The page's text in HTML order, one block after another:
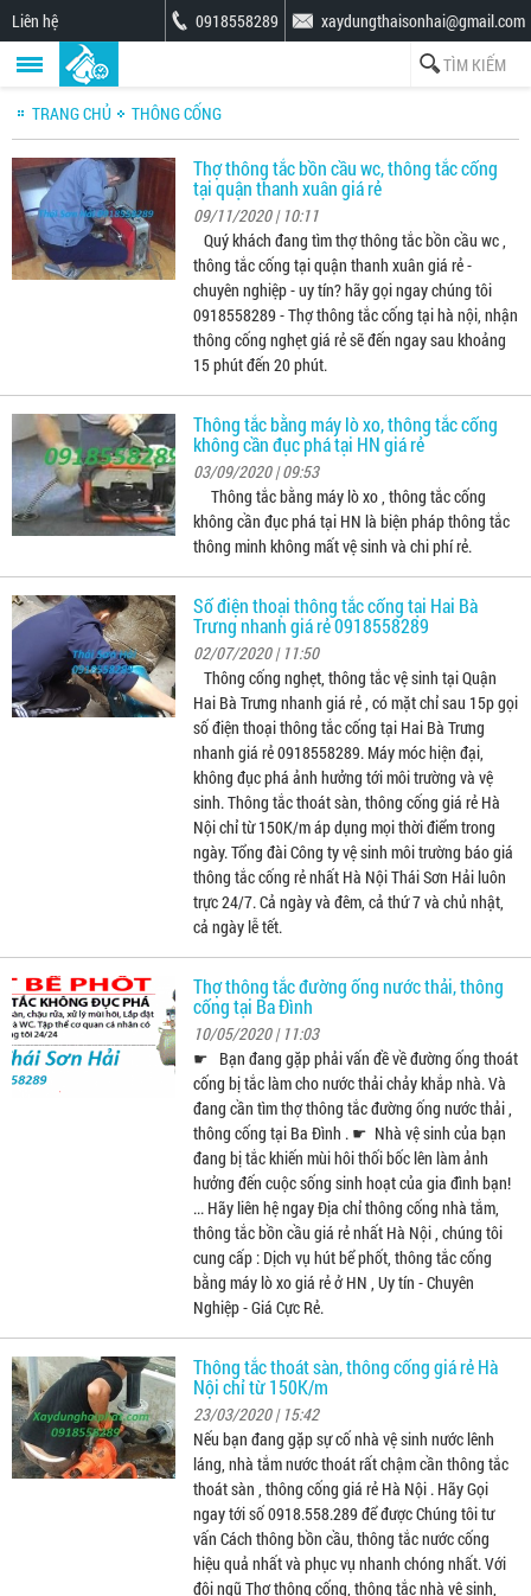
Liên hệ xaydungthaisonhai@gmail.com
0918558289
TRANG CHỦ THÔNG CỐNG
Thợ thông tắc bồn cầu wc, thông tắc cống
tại quận thanh xuân giá rẻ
09/11/2020 | 10:11
Quý khách đang tìm thợ thông tắc bồn cầu wc ,
thông tắc cống tại quận thanh xuân giá rẻ -
chuyên nghiệp - uy tín? hãy gọi ngay chúng tôi
0918558289 - Thợ thông tắc cống tại hà nội, nhận
thông cống nghẹt giá rẻ sẽ đến ngay sau khoảng
15 phút đến 20 phút.
Thông tắc bằng máy lò xo, thông tắc cống
không cần đục phá tại HN giá rẻ
03/09/2020 | 09:53
Thông tắc bằng máy lò xo , thông tắc cống
không cần đục phá tại HN là biện pháp thông tắc
thông minh không mất vệ sinh và chi phí rẻ.
Số điện thoại thông tắc cống tại Hai Bà
Trưng nhanh giá rẻ 0918558289
02/07/2020 | 11:50
Thông cống nghẹt, thông tắc vệ sinh tại Quận
Hai Bà Trưng nhanh giá rẻ , có mặt chỉ sau 15p gọi
số điện thoại thông tắc cống tại Hai Bà Trưng
nhanh giá rẻ 0918558289. Máy móc hiện đại,
không đục phá ảnh hưởng tới môi trường và vệ
sinh. Thông tắc thoát sàn, thông cống giá rẻ Hà
Nội chỉ từ 150K/m áp dụng mọi thời điểm trong
ngày. Tổng đài Công ty vệ sinh môi trường báo giá
thông tắc cống rẻ nhất Hà Nội Thái Sơn Hải luôn
trực 24/7. Cả ngày và đêm, cả thứ 7 và chủ nhật,
cả ngày lễ tết.
Thợ thông tắc đường ống nước thải, thông
cống tại Ba Đình
10/05/2020 | 11:03
☛ Bạn đang gặp phải vấn đề về đường ống thoát
cống bị tắc làm cho nước thải chảy khắp nhà. Và
đang cần tìm thợ thông tắc đường ống nước thải ,
thông cống tại Ba Đình . ☛ Nhà vệ sinh của bạn
đang bị tắc khiến mùi hôi thối bốc lên làm ảnh
hưởng đến cuộc sống sinh hoạt của gia đình bạn!
... Hãy liên hệ ngay Địa chỉ thông cống nhà tắm,
thông tắc bồn cầu giá rẻ nhất Hà Nội , chúng tôi
cung cấp : Dịch vụ hút bể phốt, thông tắc cống
bằng máy lò xo giá rẻ ở HN , Uy tín - Chuyên
Nghiệp - Giá Cực Rẻ.
Thông tắc thoát sàn, thông cống giá rẻ Hà
Nội chỉ từ 150K/m
23/03/2020 | 15:42
Nếu bạn đang gặp sự cố nhà vệ sinh nước lênh
láng, nhà tắm nước thoát rất chậm cần thông tắc
thoát sàn , thông cống giá rẻ Hà Nội . Hãy Gọi
ngay tới số 0918.558.289 để được Chúng tôi tư
vấn Cách thông bồn cầu, thông tắc nước cống
hiệu quả nhất và phục vụ nhanh chóng nhất. Với
đội ngũ Thợ thông cống, thông tắc nhà vệ sinh,